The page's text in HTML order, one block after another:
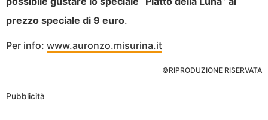
prezzo speciale di 9 euro.
Per info: www.auronzo.misurina.it
©RIPRODUZIONE RISERVATA
Pubblicità